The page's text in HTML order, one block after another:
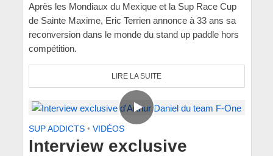
Après les Mondiaux du Mexique et la Sup Race Cup
de Sainte Maxime, Eric Terrien annonce à 33 ans sa
reconversion dans le monde du stand up paddle hors
compétition.
LIRE LA SUITE
SUP ADDICTS • VIDÉOS
Interview exclusive